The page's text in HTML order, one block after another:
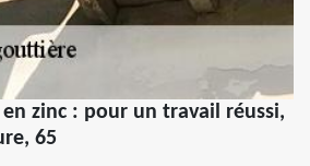
zinc : pour un travail réussi,
65